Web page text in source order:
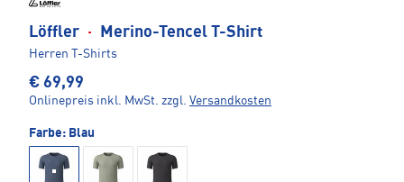
Löffler · Merino-Tencel T-Shirt
Herren T-Shirts
€ 69,99
Onlinepreis inkl. MwSt. zzgl. Versandkosten
Farbe: Blau